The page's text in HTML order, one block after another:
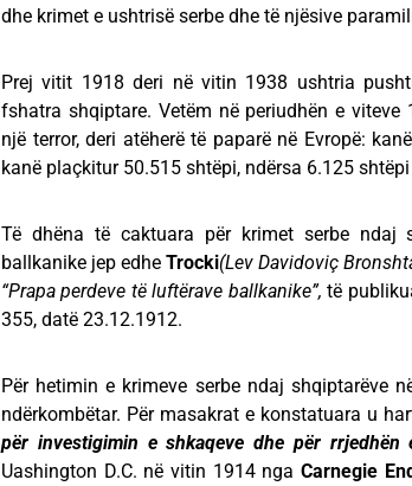
dhe krimet e ushtrisë serbe dhe të njësive
Prej vitit 1918 deri në vitin 1938 ushtria
fshatra shqiptare. Vetëm në periudhën e
një terror, deri atëherë të paparë në Evropë:
kanë plaçkitur 50.515 shtëpi, ndërsa 6.125
Të dhëna të caktuara për krimet serbe ndaj
ballkanike jep edheTrocki(Lev Davidoviç
“Prapa perdeve të luftërave ballkanike”, të
355, datë 23.12.1912.
Për hetimin e krimeve serbe ndaj shqiptarëve
ndërkombëtar. Për masakrat e konstatuara u
për investigimin e shkaqeve dhe për rrjedhën
Uashington D.C. në vitin 1914 ngaCarnegie